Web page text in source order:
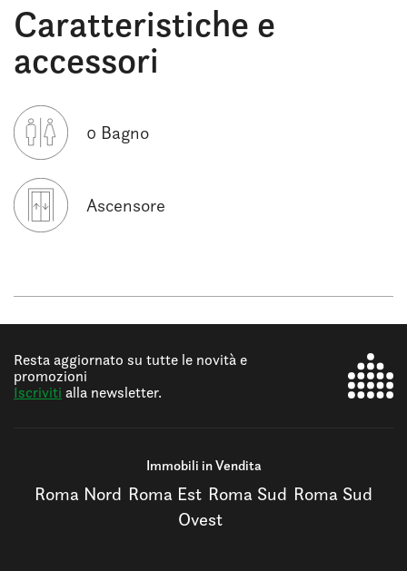
Caratteristiche e
accessori
0 Bagno
Ascensore
Resta aggiornato su tutte le novità e
promozioni
Iscriviti alla newsletter.
Immobili in Vendita
Roma Nord Roma Est Roma Sud Roma Sud
Ovest